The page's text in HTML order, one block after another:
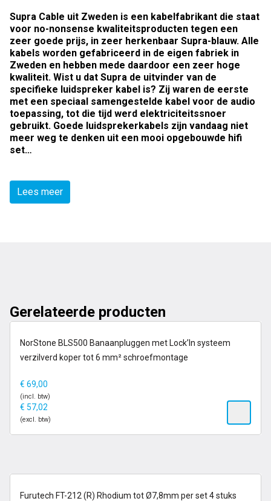
Supra Cable uit Zweden is een kabelfabrikant die staat
voor no-nonsense kwaliteitsproducten tegen een
zeer goede prijs, in zeer herkenbaar Supra-blauw. Alle
kabels worden gefabriceerd in de eigen fabriek in
Zweden en hebben mede daardoor een zeer hoge
kwaliteit. Wist u dat Supra de uitvinder van de
specifieke luidspreker kabel is? Zij waren de eerste
met een speciaal samengestelde kabel voor de audio
toepassing, tot die tijd werd elektriciteitssnoer
gebruikt. Goede luidsprekerkabels zijn vandaag niet
meer weg te denken uit een mooi opgebouwde hifi
set…
Lees meer
Gerelateerde producten
op voorraad
NorStone BLS500 Banaanpluggen met Lock’In systeem
verzilverd koper tot 6 mm² schroefmontage
€ 69,00
(incl. btw)
€ 57,02
(excl. btw)
op voorraad
Furutech FT-212 (R) Rhodium tot Ø7,8mm per set 4 stuks